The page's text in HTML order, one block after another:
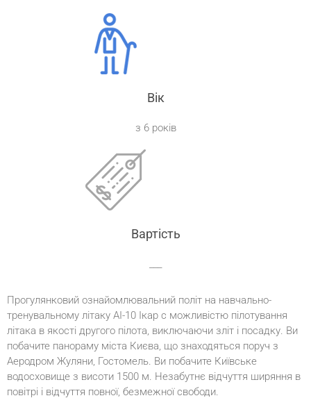
Вік
з 6 років
Вартість
Прогулянковий ознайомлювальний політ на навчально-
тренувальному літаку АІ-10 Ікар c можливістю пілотування
літака в якості другого пілота, виключаючи зліт і посадку. Ви
побачите панораму міста Києва, що знаходяться поруч з
Аеродром Жуляни, Гостомель. Ви побачите Київське
водосховище з висоти 1500 м. Незабутнє відчуття ширяння в
повітрі і відчуття повної, безмежної свободи.